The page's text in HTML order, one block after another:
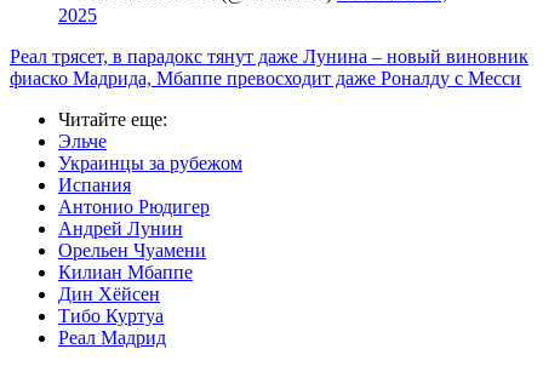
2025
Реал трясет, в парадокс тянут даже Лунина – новый виновник
фиаско Мадрида, Мбаппе превосходит даже Роналду с Месси
Читайте еще:
Эльче
Украинцы за рубежом
Испания
Антонио Рюдигер
Андрей Лунин
Орельен Чуамени
Килиан Мбаппе
Дин Хёйсен
Тибо Куртуа
Реал Мадрид